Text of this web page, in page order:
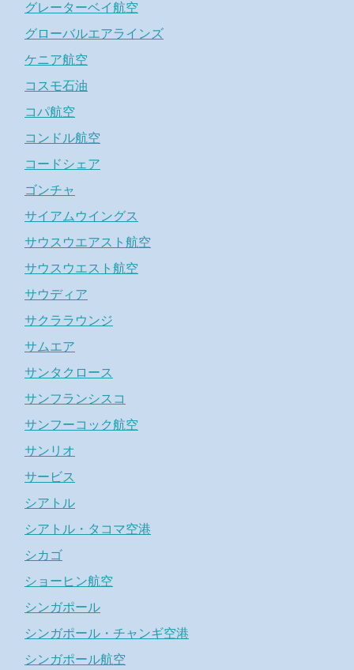
グレーターベイ航空
グローバルエアラインズ
ケニア航空
コスモ石油
コパ航空
コンドル航空
コードシェア
ゴンチャ
サイアムウイングス
サウスウエアスト航空
サウスウエスト航空
サウディア
サクララウンジ
サムエア
サンタクロース
サンフランシスコ
サンフーコック航空
サンリオ
サービス
シアトル
シアトル・タコマ空港
シカゴ
ショーヒン航空
シンガポール
シンガポール・チャンギ空港
シンガポール航空